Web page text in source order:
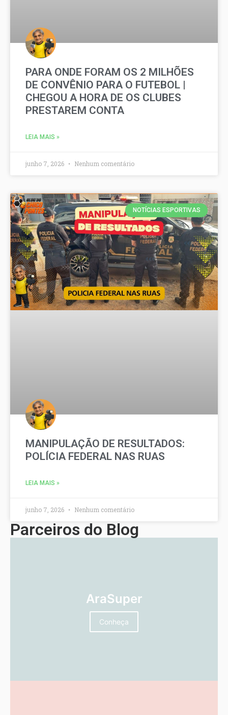
PARA ONDE FORAM OS 2 MILHÕES
DE CONVÊNIO PARA O FUTEBOL |
CHEGOU A HORA DE OS CLUBES
PRESTAREM CONTA
LEIA MAIS »
junho 7, 2026 Nenhum comentário
NOTÍCIAS ESPORTIVAS
MANIPULAÇÃO DE RESULTADOS:
POLÍCIA FEDERAL NAS RUAS
LEIA MAIS »
junho 7, 2026 Nenhum comentário
Parceiros do Blog
AraSuper
Conheça